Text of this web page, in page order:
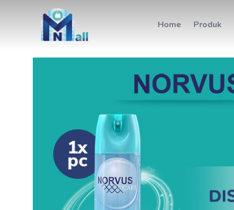
Home Produk